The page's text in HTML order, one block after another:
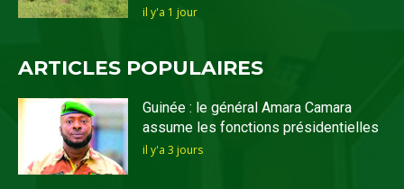
il y'a 1 jour
ARTICLES POPULAIRES
Guinée : le général Amara Camara
assume les fonctions présidentielles
il y'a 3 jours